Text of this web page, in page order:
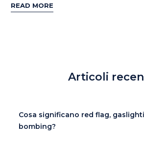
READ MORE
Articoli
Cosa significano red flag,
bombing?